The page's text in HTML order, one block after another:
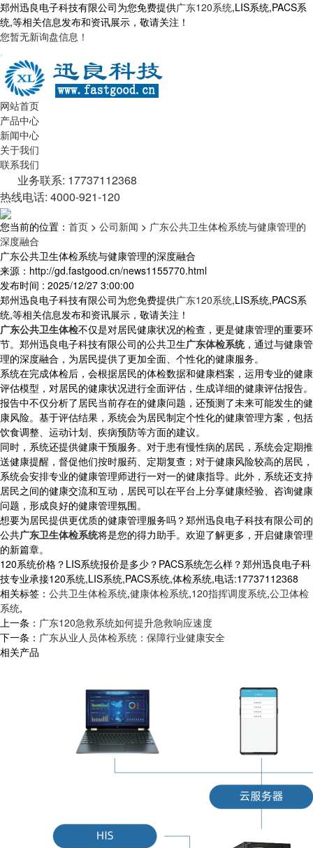
郑州迅良电子科技有限公司为您免费提供广东120系统,LIS系统,PACS系
统,等相关信息发布和资讯展示，敬请关注！
您暂无新询盘信息！
网站首页
产品中心
新闻中心
关于我们
联系我们
业务联系: 17737112368
热线电话: 4000-921-120
您当前的位置： 首页 > 公司新闻 > 广东公共卫生体检系统与健康管理的
深度融合
广东公共卫生体检系统与健康管理的深度融合
来源：http://gd.fastgood.cn/news1155770.html
发布时间 : 2025/12/27 3:00:00
郑州迅良电子科技有限公司为您免费提供广东120系统,LIS系统,PACS系
统,等相关信息发布和资讯展示，敬请关注！
广东公共卫生体检不仅是对居民健康状况的检查，更是健康管理的重要环
节。郑州迅良电子科技有限公司的公共卫生广东体检系统，通过与健康管
理的深度融合，为居民提供了更加全面、个性化的健康服务。
系统在完成体检后，会根据居民的体检数据和健康档案，运用专业的健康
评估模型，对居民的健康状况进行全面评估，生成详细的健康评估报告。
报告中不仅分析了居民当前存在的健康问题，还预测了未来可能发生的健
康风险。基于评估结果，系统会为居民制定个性化的健康管理方案，包括
饮食调整、运动计划、疾病预防等方面的建议。
同时，系统还提供健康干预服务。对于患有慢性病的居民，系统会定期推
送健康提醒，督促他们按时服药、定期复查；对于健康风险较高的居民，
系统会安排专业的健康管理师进行一对一的健康指导。此外，系统还支持
居民之间的健康交流和互动，居民可以在平台上分享健康经验、咨询健康
问题，形成良好的健康管理氛围。
想要为居民提供更优质的健康管理服务吗？郑州迅良电子科技有限公司的
公共广东卫生体检系统将是您的得力助手。欢迎了解更多，开启健康管理
的新篇章。
120系统价格？LIS系统报价是多少？PACS系统怎么样？郑州迅良电子科
技专业承接120系统,LIS系统,PACS系统,体检系统,电话:17737112368
相关标签： 公共卫生体检系统,健康体检系统,120指挥调度系统,公卫体检
系统,
上一条： 广东120急救系统如何提升急救响应速度
下一条： 广东从业人员体检系统：保障行业健康安全
相关产品